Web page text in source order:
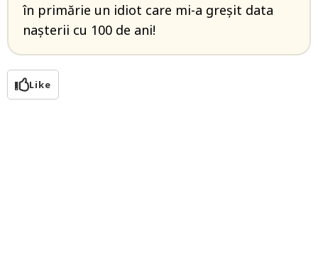
în primărie un idiot care mi-a greșit data
nașterii cu 100 de ani!
Like